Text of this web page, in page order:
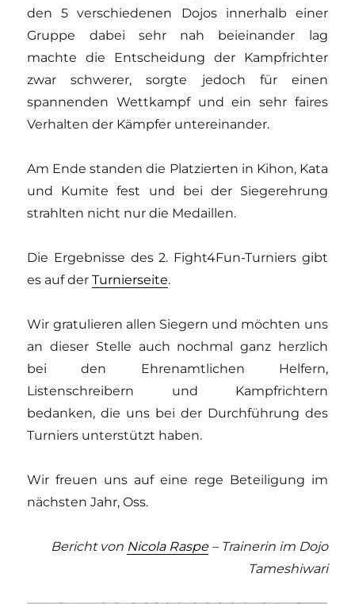
den 5 verschiedenen Dojos innerhalb einer
Gruppe dabei sehr nah beieinander lag
machte die Entscheidung der Kampfrichter
zwar schwerer, sorgte jedoch für einen
spannenden Wettkampf und ein sehr faires
Verhalten der Kämpfer untereinander.
Am Ende standen die Platzierten in Kihon, Kata
und Kumite fest und bei der Siegerehrung
strahlten nicht nur die Medaillen.
Die Ergebnisse des 2. Fight4Fun-Turniers gibt
es auf derTurnierseite.
Wir gratulieren allen Siegern und möchten uns
an dieser Stelle auch nochmal ganz herzlich
bei den Ehrenamtlichen Helfern,
Listenschreibern und Kampfrichtern
bedanken, die uns bei der Durchführung des
Turniers unterstützt haben.
Wir freuen uns auf eine rege Beteiligung im
nächsten Jahr, Oss.
Bericht von Nicola Raspe– Trainerin im Dojo
Tameshiwari